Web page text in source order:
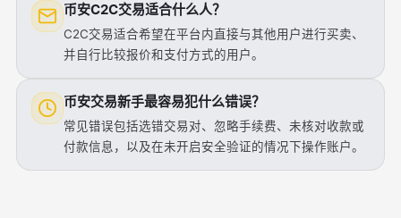
币安C2C交易适合什么人？
C2C交易适合希望在平台内直接与其他用户进行买卖、
并自行比较报价和支付方式的用户。
币安交易新手最容易犯什么错误？
常见错误包括选错交易对、忽略手续费、未核对收款或
付款信息，以及在未开启安全验证的情况下操作账户。